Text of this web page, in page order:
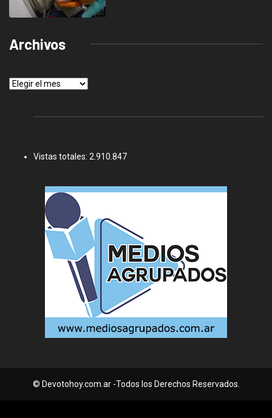
Archivos
Archivos
Vistas totales: 2.910.847
© Devotohoy.com.ar -Todos los Derechos Reservados.